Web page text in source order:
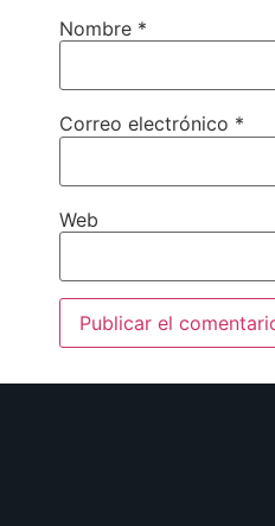
Nombre *
Correo electrónico *
Web